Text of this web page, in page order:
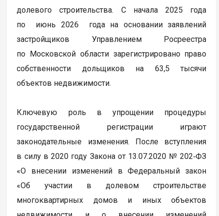
долевого строительства. С начала 2025 года
по июнь 2026 года на основании заявлений
застройщиков Управлением Росреестра
по Московской области зарегистрировано право
собственности дольщиков на 63,5 тысячи
объектов недвижимости.
Ключевую роль в упрощении процедуры
государственной регистрации играют
законодательные изменения. После вступления
в силу в 2020 году Закона от 13.07.2020 № 202‑ФЗ
«О внесении изменений в Федеральный закон
«Об участии в долевом строительстве
многоквартирных домов и иных объектов